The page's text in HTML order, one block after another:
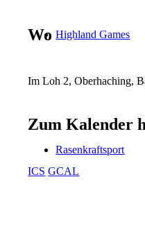
Highland Games
Rasenkraftsport
Wo
Im Loh 2, Oberhaching,
Zum Kalender
ICS GCAL